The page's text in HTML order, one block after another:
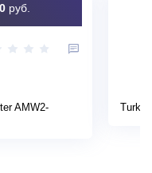
руб.
AMW2-